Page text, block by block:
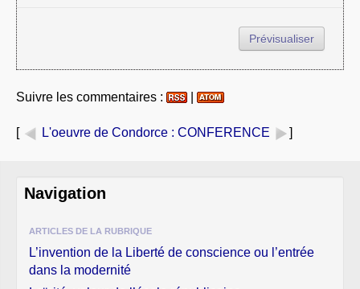
Suivre les commentaires :
[ L'oeuvre de Condorce : CONFERENCE ]
Navigation
ARTICLES DE LA RUBRIQUE
L’invention de la Liberté de conscience ou l’entrée
dans la modernité